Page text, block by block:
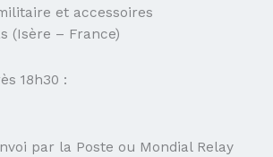
et accessoires
(Isère – France)
18h30 :
par la Poste ou Mondial Relay